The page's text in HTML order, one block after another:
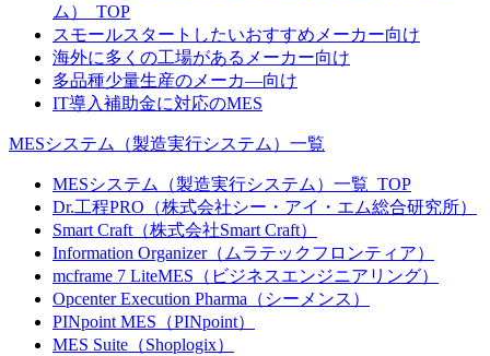
ム）_TOP
スモールスタートしたいおすすめメーカー向け
海外に多くの工場があるメーカー向け
多品種少量生産のメーカ―向け
IT導入補助金に対応のMES
MESシステム（製造実行システム）一覧
MESシステム（製造実行システム）一覧_TOP
Dr.工程PRO（株式会社シー・アイ・エム総合研究所）
Smart Craft（株式会社Smart Craft）
Information Organizer（ムラテックフロンティア）
mcframe 7 LiteMES（ビジネスエンジニアリング）
Opcenter Execution Pharma（シーメンス）
PINpoint MES（PINpoint）
MES Suite（Shoplogix）